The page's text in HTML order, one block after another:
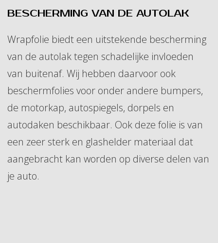
BESCHERMING VAN DE AUTOLAK
Wrapfolie biedt een uitstekende bescherming
van de autolak tegen schadelijke invloeden
van buitenaf. Wij hebben daarvoor ook
beschermfolies voor onder andere bumpers,
de motorkap, autospiegels, dorpels en
autodaken beschikbaar. Ook deze folie is van
een zeer sterk en glashelder materiaal dat
aangebracht kan worden op diverse delen van
je auto.